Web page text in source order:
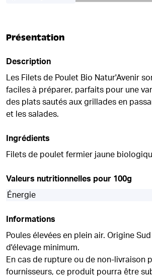
Présentation
Description
Les Filets de Poulet Bio Natur'Avenir
faciles à préparer, parfaits pour une
des plats sautés aux grillades en
et les salades.
Ingrédients
Filets de poulet fermier jaune
Valeurs nutritionnelles pour 100g
Énergie
Informations
Poules élevées en plein air. Origine
d'élevage minimum.
En cas de rupture ou de non-livraison
fournisseurs, ce produit pourra être